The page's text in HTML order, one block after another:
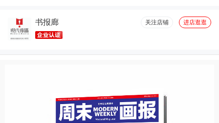
书报廊 关注店铺 进店逛逛